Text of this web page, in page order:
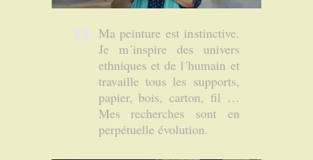
Ma peinture est instinctive.
Je m´inspire des univers
ethniques et de l´humain et
travaille tous les supports,
papier, bois, carton, fil …
Mes recherches sont en
perpétuelle évolution.